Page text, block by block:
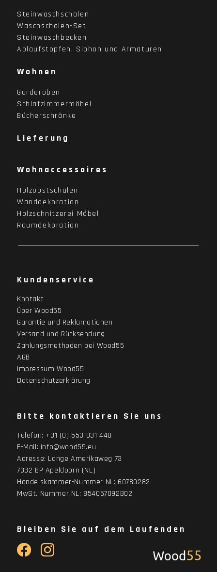
Steinwaschschalen
Waschschalen-Set
Steinwaschbecken
Ablaufstopfen, Siphon und Armaturen
Wohnen
Garderoben
Schlafzimmermöbel
Bücherschränke
Lieferung
Wohnaccessoires
Holzobstschalen
Wanddekoration
Holzschnitzerei Möbel
Raumdekoration
Kundenservice
Kontakt
Über Wood55
Garantie und Reklamationen
Versand und Rücksendung
Zahlungsmethoden bei Wood55
AGB
Impressum Wood55
Datenschutzerklärung
Bitte kontaktieren Sie uns
Telefon: +31 (0) 553 031 440
E-Mail: Info@wood55.eu
Adresse: Lange Amerikaweg 73
7332 BP Apeldoorn (NL)
Handelskammer-Nummer NL: 60780282
MwSt. Nummer NL: 854057092B02
Bleiben Sie auf dem Laufenden